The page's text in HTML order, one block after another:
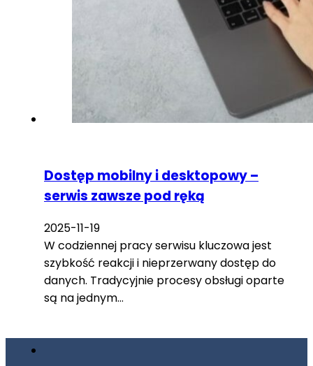
Dostęp mobilny i desktopowy –
serwis zawsze pod ręką
2025-11-19
W codziennej pracy serwisu kluczowa jest
szybkość reakcji i nieprzerwany dostęp do
danych. Tradycyjnie procesy obsługi oparte
są na jednym…